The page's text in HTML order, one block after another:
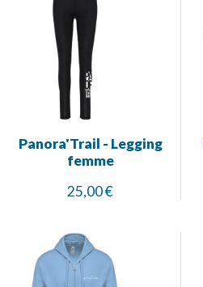
Panora'Trail - Legging
femme
25,00 €